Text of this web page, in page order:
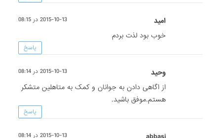
امید 2015-10-13 در 08:15
خوب بود لذت بردم
پاسخ
وحید 2015-10-13 در 08:14
از اگاهی دادن به جوانان و کمک به متاهلین متشکر
هستم.موفق باشید.
پاسخ
2015-10-13 در 08:14